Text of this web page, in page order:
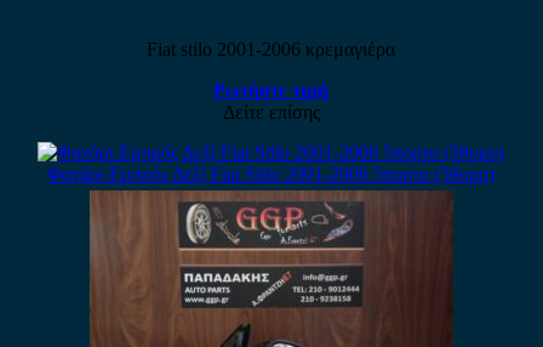
Fiat stilo 2001-2006 κρεμαγιέρα
Ρωτήστε τιμή
Δείτε επίσης
Φανάρι Εμπρός Δεξί Fiat Stilo 2001-2006 5πορτο (5θυρο)